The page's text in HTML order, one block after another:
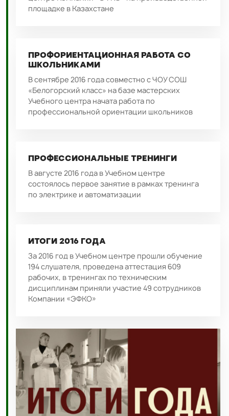
площадке в Казахстане
ПРОФОРИЕНТАЦИОННАЯ РАБОТА СО
ШКОЛЬНИКАМИ
В сентябре 2016 года совместно с ЧОУ СОШ
«Белогорский класс» на базе мастерских
Учебного центра начата работа по
профессиональной ориентации школьников
ПРОФЕССИОНАЛЬНЫЕ ТРЕНИНГИ
В августе 2016 года в Учебном центре
состоялось первое занятие в рамках тренинга
по электрике и автоматизации
ИТОГИ 2016 ГОДА
За 2016 год в Учебном центре прошли обучение
194 слушателя, проведена аттестация 609
рабочих, в тренингах по техническим
дисциплинам приняли участие 49 сотрудников
Компании «ЭФКО»